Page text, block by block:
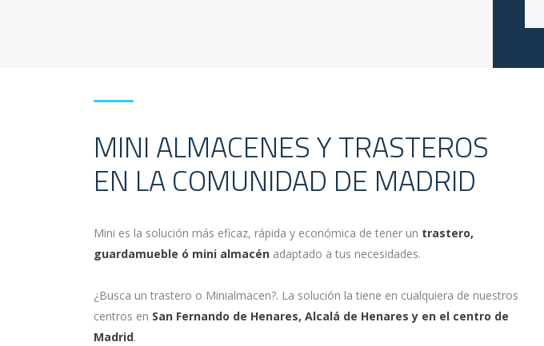
MINI ALMACENES Y TRASTEROS
EN LA COMUNIDAD DE MADRID
Mini es la solución más eficaz, rápida y económica de tener un trastero,
guardamueble ó mini almacén adaptado a tus necesidades.
¿Busca un trastero o Minialmacen?. La solución la tiene en cualquiera de nuestros
centros en San Fernando de Henares, Alcalá de Henares y en el centro de
Madrid.